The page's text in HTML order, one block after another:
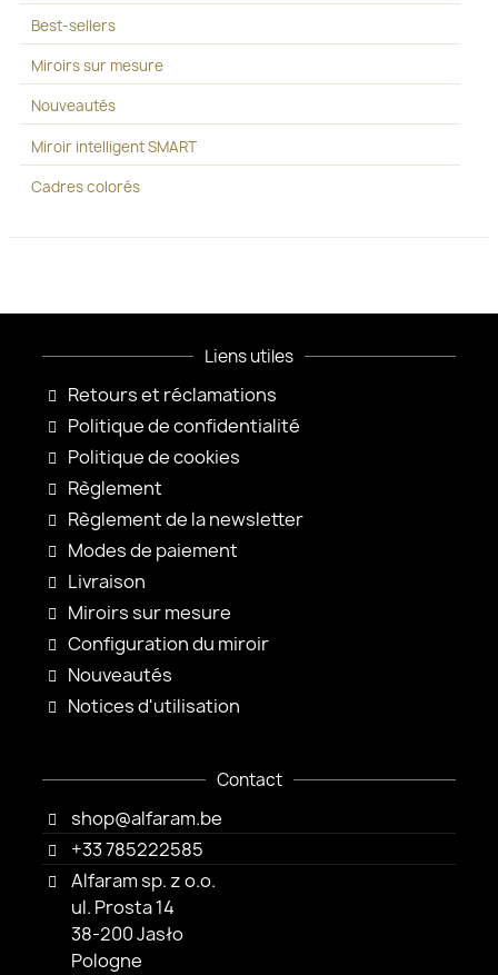
Best-sellers
Miroirs sur mesure
Nouveautés
Miroir intelligent SMART
Cadres colorés
Liens utiles
Retours et réclamations
Politique de confidentialité
Politique de cookies
Règlement
Règlement de la newsletter
Modes de paiement
Livraison
Miroirs sur mesure
Configuration du miroir
Nouveautés
Notices d'utilisation
Contact
shop@alfaram.be
+33 785222585
Alfaram sp. z o.o.
ul. Prosta 14
38-200 Jasło
Pologne